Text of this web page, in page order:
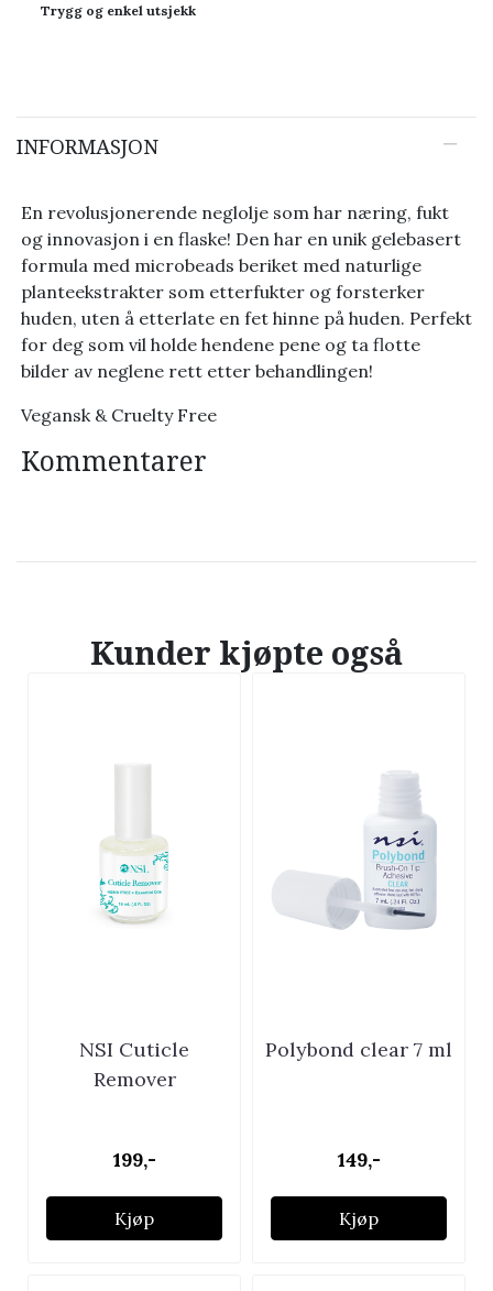
Trygg og enkel utsjekk
INFORMASJON
En revolusjonerende neglolje som har næring, fukt
og innovasjon i en flaske! Den har en unik gelebasert
formula med microbeads beriket med naturlige
planteekstrakter som etterfukter og forsterker
huden, uten å etterlate en fet hinne på huden. Perfekt
for deg som vil holde hendene pene og ta flotte
bilder av neglene rett etter behandlingen!
Vegansk & Cruelty Free
Kommentarer
Kunder kjøpte også
NSI Cuticle
Remover
199,-
Kjøp
Polybond clear 7 ml
149,-
Kjøp